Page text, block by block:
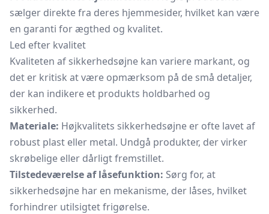
sælger direkte fra deres hjemmesider, hvilket kan være
en garanti for ægthed og kvalitet.
Led efter kvalitet
Kvaliteten af sikkerhedsøjne kan variere markant, og
det er kritisk at være opmærksom på de små detaljer,
der kan indikere et produkts holdbarhed og
sikkerhed.
Materiale: Højkvalitets sikkerhedsøjne er ofte lavet af
robust plast eller metal. Undgå produkter, der virker
skrøbelige eller dårligt fremstillet.
Tilstedeværelse af låsefunktion: Sørg for, at
sikkerhedsøjne har en mekanisme, der låses, hvilket
forhindrer utilsigtet frigørelse.